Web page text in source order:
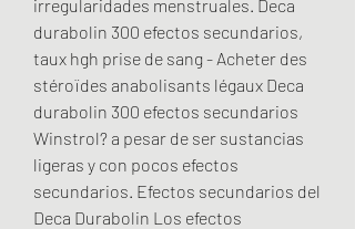
irregularidades menstruales. Deca
durabolin 300 efectos secundarios,
taux hgh prise de sang - Acheter des
stéroïdes anabolisants légaux Deca
durabolin 300 efectos secundarios
Winstrol? a pesar de ser sustancias
ligeras y con pocos efectos
secundarios. Efectos secundarios del
Deca Durabolin Los efectos